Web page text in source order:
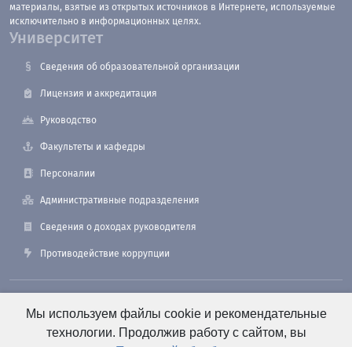
материалы, взятые из открытых источников в Интернете, используемые
исключительно в информационных целях.
Университет
Сведения об образовательной организации
Лицензия и аккредитация
Руководство
Факультеты и кафедры
Персоналии
Административные подразделения
Сведения о доходах руководителя
Противодействие коррупции
190121, Санкт-Петербург, ул. Лоцманская, 3
Мы используем файлы cookie и рекомендательные
технологии. Продолжив работу с сайтом, вы